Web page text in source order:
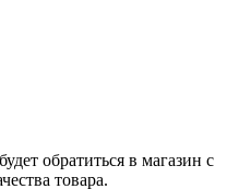
обратиться в магазин с
товара.